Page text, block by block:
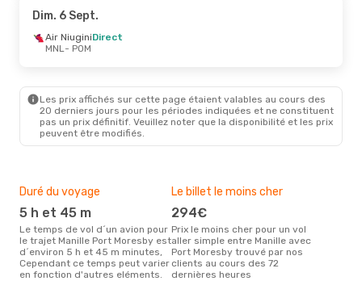
Dim. 6 Sept.
Air NiuginiDirect
MNL- POM
Les prix affichés sur cette page étaient valables au cours des
20 derniers jours pour les périodes indiquées et ne constituent
pas un prix définitif. Veuillez noter que la disponibilité et les prix
peuvent être modifiés.
Duré du voyage
5 h et 45 m
Le temps de vol d´un avion pour
le trajet Manille Port Moresby est
d´environ 5 h et 45 m minutes,
Cependant ce temps peut varier
en fonction d'autres eléments.
Le billet le moins cher
294€
Prix le moins cher pour un vol
aller simple entre Manille avec
Port Moresby trouvé par nos
clients au cours des 72
dernières heures